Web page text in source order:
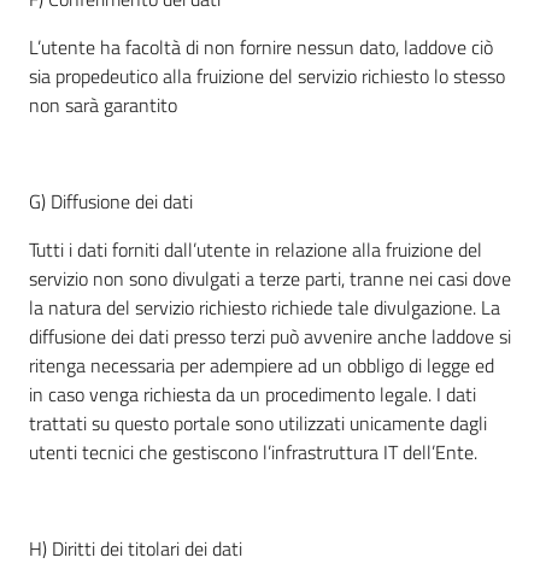
L’utente ha facoltà di non fornire nessun dato, laddove ciò
sia propedeutico alla fruizione del servizio richiesto lo stesso
non sarà garantito
G) Diffusione dei dati
Tutti i dati forniti dall’utente in relazione alla fruizione del
servizio non sono divulgati a terze parti, tranne nei casi dove
la natura del servizio richiesto richiede tale divulgazione. La
diffusione dei dati presso terzi può avvenire anche laddove si
ritenga necessaria per adempiere ad un obbligo di legge ed
in caso venga richiesta da un procedimento legale. I dati
trattati su questo portale sono utilizzati unicamente dagli
utenti tecnici che gestiscono l’infrastruttura IT dell’Ente.
H) Diritti dei titolari dei dati